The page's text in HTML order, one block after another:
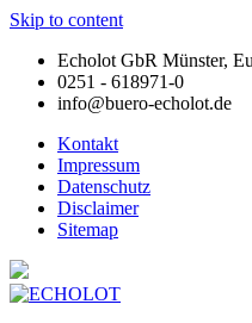
Skip to content
Echolot GbR Münster,
0251 - 618971-0
info@buero-echolot.de
Kontakt
Impressum
Datenschutz
Disclaimer
Sitemap